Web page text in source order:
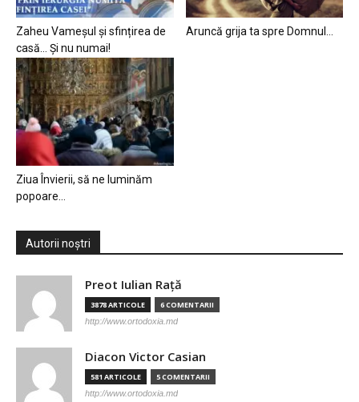
Zaheu Vameșul și sfințirea de
casă… Și nu numai!
Aruncă grija ta spre Domnul…
Ziua Învierii, să ne luminăm
popoare…
Autorii noștri
Preot Iulian Raţă
3878 ARTICOLE 6 COMENTARII
http://www.ortodoxia.md
Diacon Victor Casian
581 ARTICOLE 5 COMENTARII
http://www.ortodoxia.md